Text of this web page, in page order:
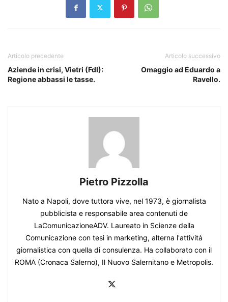
Articolo precedente
Aziende in crisi, Vietri (FdI):
Regione abbassi le tasse.
Articolo successivo
Omaggio ad Eduardo a
Ravello.
Pietro Pizzolla
Nato a Napoli, dove tuttora vive, nel 1973, è giornalista
pubblicista e responsabile area contenuti de
LaComunicazioneADV. Laureato in Scienze della
Comunicazione con tesi in marketing, alterna l'attività
giornalistica con quella di consulenza. Ha collaborato con il
ROMA (Cronaca Salerno), Il Nuovo Salernitano e Metropolis.